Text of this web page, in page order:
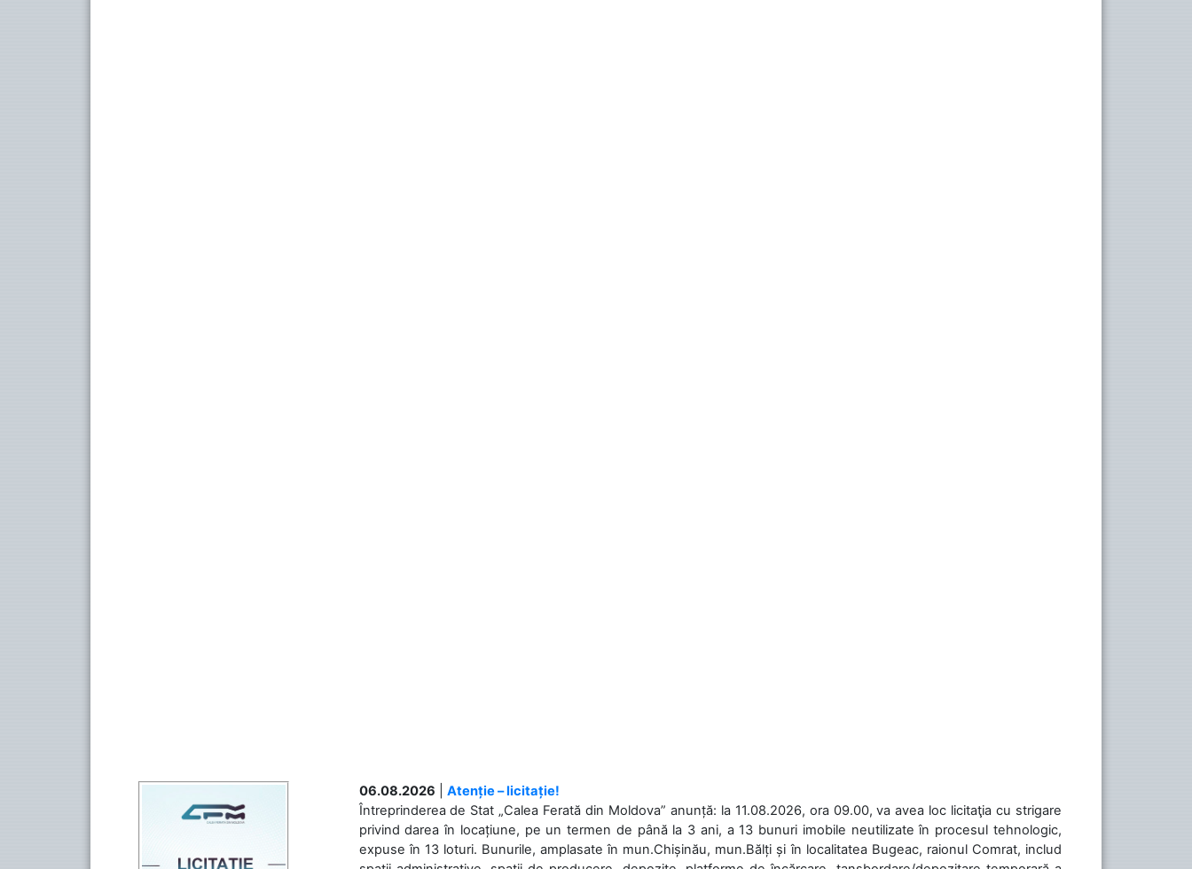
06.08.2026
Atenție – licitație!
Întreprinderea de Stat „Calea Ferată din Moldova” anunță: la 11.08.2026, ora 09.00, va avea loc licitaţia cu strigare
privind darea în locațiune, pe un termen de până la 3 ani, a 13 bunuri imobile neutilizate în procesul tehnologic,
expuse în 13 loturi. Bunurile, amplasate în mun.Chișinău, mun.Bălți și în localitatea Bugeac, raionul Comrat, includ